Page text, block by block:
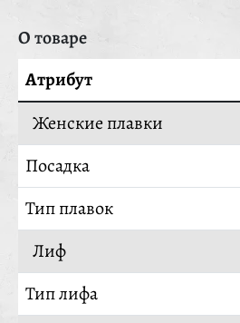
О товаре
Атрибут
Женские плавки
Посадка
Тип плавок
Лиф
Тип лифа